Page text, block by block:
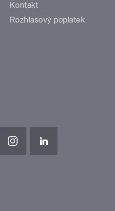
Kontakt
Rozhlasový poplatek